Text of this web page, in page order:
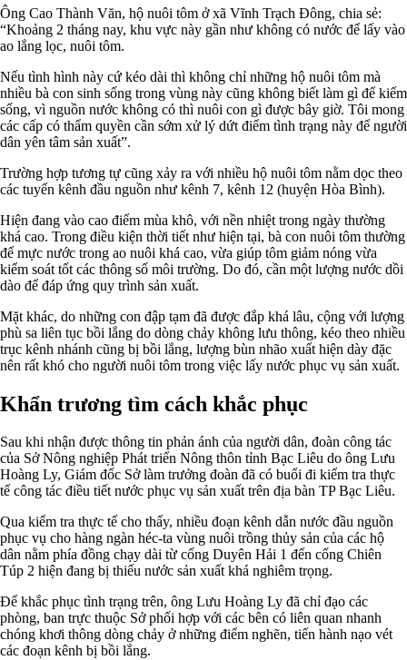
Ông Cao Thành Văn, hộ nuôi tôm ở xã Vĩnh Trạch Đông, chia sẻ:
“Khoảng 2 tháng nay, khu vực này gần như không có nước để lấy vào
ao lắng lọc, nuôi tôm.
Nếu tình hình này cứ kéo dài thì không chỉ những hộ nuôi tôm mà
nhiều bà con sinh sống trong vùng này cũng không biết làm gì để kiếm
sống, vì nguồn nước không có thì nuôi con gì được bây giờ. Tôi mong
các cấp có thẩm quyền cần sớm xử lý dứt điểm tình trạng này để người
dân yên tâm sản xuất”.
Trường hợp tương tự cũng xảy ra với nhiều hộ nuôi tôm nằm dọc theo
các tuyến kênh đầu nguồn như kênh 7, kênh 12 (huyện Hòa Bình).
Hiện đang vào cao điểm mùa khô, với nền nhiệt trong ngày thường
khá cao. Trong điều kiện thời tiết như hiện tại, bà con nuôi tôm thường
để mực nước trong ao nuôi khá cao, vừa giúp tôm giảm nóng vừa
kiểm soát tốt các thông số môi trường. Do đó, cần một lượng nước dồi
dào để đáp ứng quy trình sản xuất.
Mặt khác, do những con đập tạm đã được đắp khá lâu, cộng với lượng
phù sa liên tục bồi lắng do dòng chảy không lưu thông, kéo theo nhiều
trục kênh nhánh cũng bị bồi lắng, lượng bùn nhão xuất hiện dày đặc
nên rất khó cho người nuôi tôm trong việc lấy nước phục vụ sản xuất.
Khẩn trương tìm cách khắc phục
Sau khi nhận được thông tin phản ánh của người dân, đoàn công tác
của Sở Nông nghiệp Phát triển Nông thôn tỉnh Bạc Liêu do ông Lưu
Hoàng Ly, Giám đốc Sở làm trưởng đoàn đã có buổi đi kiểm tra thực
tế công tác điều tiết nước phục vụ sản xuất trên địa bàn TP Bạc Liêu.
Qua kiểm tra thực tế cho thấy, nhiều đoạn kênh dẫn nước đầu nguồn
phục vụ cho hàng ngàn héc-ta vùng nuôi trồng thủy sản của các hộ
dân nằm phía đồng chạy dài từ cống Duyên Hải 1 đến cống Chiên
Túp 2 hiện đang bị thiếu nước sản xuất khá nghiêm trọng.
Để khắc phục tình trạng trên, ông Lưu Hoàng Ly đã chỉ đạo các
phòng, ban trực thuộc Sở phối hợp với các bên có liên quan nhanh
chóng khơi thông dòng chảy ở những điểm nghẽn, tiến hành nạo vét
các đoạn kênh bị bồi lắng.